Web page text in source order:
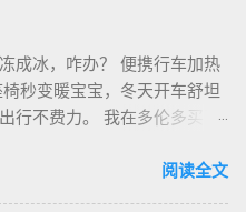
促销，10欧元买半磅好豆，
易，20欧元能淘好货。 便携
精品咖啡，赶紧试试，生活
成冰，咋办？ 便携行车加热
秒变暖宝宝，冬天开车舒坦
行不费力。 我在多伦多买了
、Comfier这些牌子，加热快
阅读全文